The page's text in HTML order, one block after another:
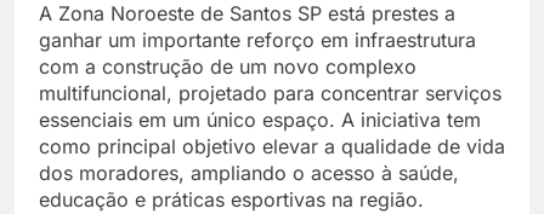
A Zona Noroeste de Santos SP está prestes a
ganhar um importante reforço em infraestrutura
com a construção de um novo complexo
multifuncional, projetado para concentrar serviços
essenciais em um único espaço. A iniciativa tem
como principal objetivo elevar a qualidade de vida
dos moradores, ampliando o acesso à saúde,
educação e práticas esportivas na região.